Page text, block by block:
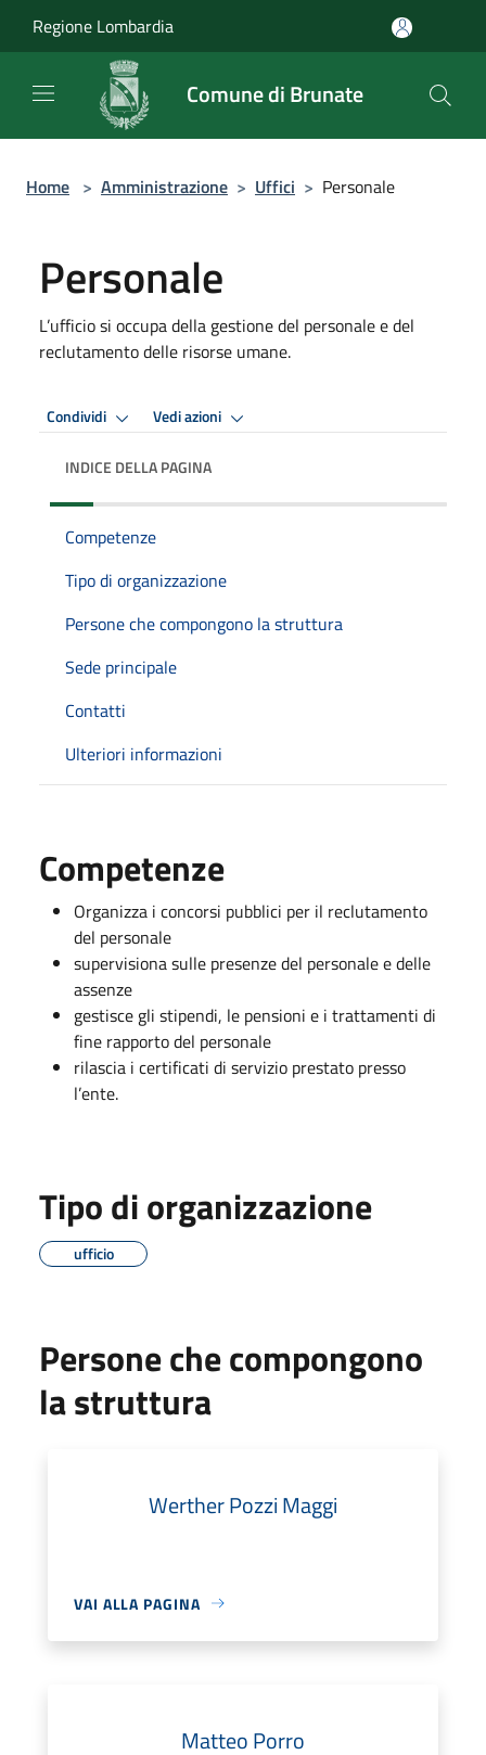
Regione Lombardia
Comune di Brunate
Home > Amministrazione > Uffici > Personale
Personale
L’ufficio si occupa della gestione del personale e del
reclutamento delle risorse umane.
Condividi Vedi azioni
INDICE DELLA PAGINA
Competenze
Tipo di organizzazione
Persone che compongono la struttura
Sede principale
Contatti
Ulteriori informazioni
Competenze
Organizza i concorsi pubblici per il reclutamento
del personale
supervisiona sulle presenze del personale e delle
assenze
gestisce gli stipendi, le pensioni e i trattamenti di
fine rapporto del personale
rilascia i certificati di servizio prestato presso
l’ente.
Tipo di organizzazione
ufficio
Persone che compongono
la struttura
Werther Pozzi Maggi
VAI ALLA PAGINA
Matteo Porro